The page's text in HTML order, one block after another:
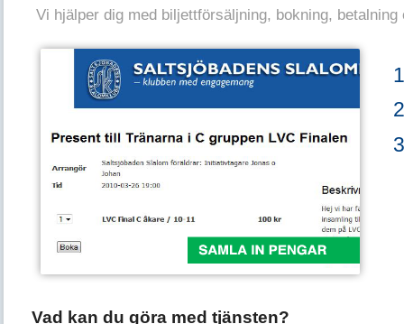
Vi hjälper dig med biljettförsäljning, bokning,
Vad kan du göra med tjänsten?